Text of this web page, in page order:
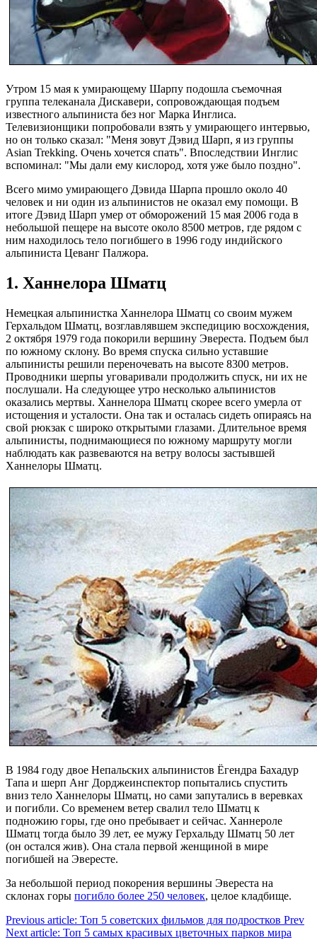
Утром 15 мая к умирающему Шарпу подошла съемочная
группа телеканала Дискавери, сопровождающая подъем
известного альпиниста без ног Марка Инглиса.
Телевизионщики попробовали взять у умирающего интервью,
но он только сказал: "Меня зовут Дэвид Шарп, я из группы
Asian Trekking. Очень хочется спать". Впоследствии Инглис
вспоминал: "Мы дали ему кислород, хотя уже было поздно".
Всего мимо умирающего Дэвида Шарпа прошло около 40
человек и ни один из альпинистов не оказал ему помощи. В
итоге Дэвид Шарп умер от обморожений 15 мая 2006 года в
небольшой пещере на высоте около 8500 метров, где рядом с
ним находилось тело погибшего в 1996 году индийского
альпиниста Цеванг Палжора.
1. Ханнелора Шматц
Немецкая альпинистка Ханнелора Шматц со своим мужем
Герхальдом Шматц, возглавлявшем экспедицию восхождения,
2 октября 1979 года покорили вершину Эвереста. Подъем был
по южному склону. Во время спуска сильно уставшие
альпинисты решили переночевать на высоте 8300 метров.
Проводники шерпы уговаривали продолжить спуск, ни их не
послушали. На следующее утро несколько альпинистов
оказались мертвы. Ханнелора Шматц скорее всего умерла от
истощения и усталости. Она так и осталась сидеть опираясь на
свой рюкзак с широко открытыми глазами. Длительное время
альпинисты, поднимающиеся по южному маршруту могли
наблюдать как развеваются на ветру волосы застывшей
Ханнелоры Шматц.
В 1984 году двое Непальских альпинистов Ёгендра Бахадур
Тапа и шерп Анг Дорджеинспектор попытались спустить
вниз тело Ханнелоры Шматц, но сами запутались в веревках
и погибли. Со временем ветер свалил тело Шматц к
подножию горы, где оно пребывает и сейчас. Ханнероле
Шматц тогда было 39 лет, ее мужу Герхальду Шматц 50 лет
(он остался жив). Она стала первой женщиной в мире
погибшей на Эвересте.
За небольшой период покорения вершины Эвереста на
склонах горы погибло более 250 человек, целое кладбище.
Previous article: Топ 5 советских фильмов для подростков Prev
Next article: Топ 5 самых красивых цветочных парков мира